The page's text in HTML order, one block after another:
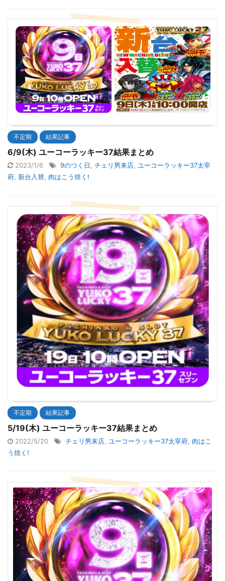
不定期 結果記事
6/9(木) ユーコーラッキー37結果まとめ
2023/1/6 9のつく日 チェリ男来店 ユーコーラッキー37太宰
府 新台入替 肉はこう焼く!
不定期 結果記事
5/19(木) ユーコーラッキー37結果まとめ
2022/5/20 チェリ男来店, ユーコーラッキー37太宰府, 肉はこ
う焼く!